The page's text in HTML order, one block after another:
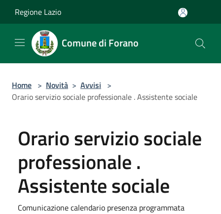
Regione Lazio
Comune di Forano
Home > Novità > Avvisi >
Orario servizio sociale professionale . Assistente sociale
Orario servizio sociale
professionale .
Assistente sociale
Comunicazione calendario presenza programmata